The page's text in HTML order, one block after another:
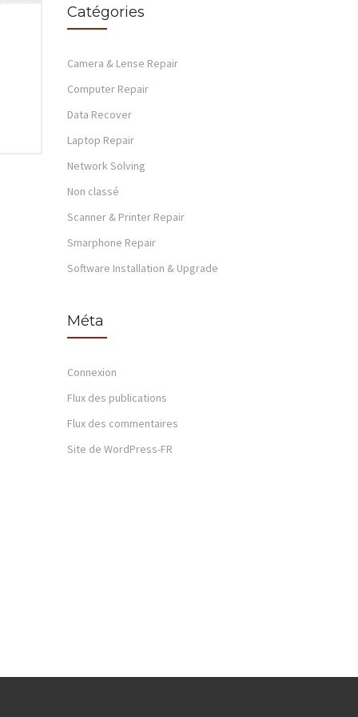
Catégories
Camera & Lense Repair
Computer Repair
Data Recover
Laptop Repair
Network Solving
Non classé
Scanner & Printer Repair
Smarphone Repair
Software Installation & Upgrade
Méta
Connexion
Flux des publications
Flux des commentaires
Site de WordPress-FR